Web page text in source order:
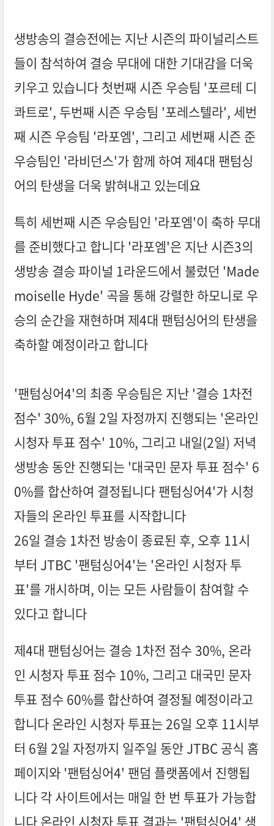
생방송의 결승전에는 지난 시즌의 파이널리스트
들이 참석하여 결승 무대에 대한 기대감을 더욱
키우고 있습니다 첫번째 시즌 우승팀 '포르테 디
콰트로', 두번째 시즌 우승팀 '포레스텔라', 세번
째 시즌 우승팀 '라포엠', 그리고 세번째 시즌 준
우승팀인 '라비던스'가 함께 하여 제4대 팬텀싱
어의 탄생을 더욱 밝혀내고 있는데요
특히 세번째 시즌 우승팀인 '라포엠'이 축하 무대
를 준비했다고 합니다 '라포엠'은 지난 시즌3의
생방송 결승 파이널 1라운드에서 불렀던 'Made
moiselle Hyde' 곡을 통해 강렬한 하모니로 우
승의 순간을 재현하며 제4대 팬텀싱어의 탄생을
축하할 예정이라고 합니다
'팬텀싱어4'의 최종 우승팀은 지난 '결승 1차전
점수' 30%, 6월 2일 자정까지 진행되는 '온라인
시청자 투표 점수' 10%, 그리고 내일(2일) 저녁
생방송 동안 진행되는 '대국민 문자 투표 점수' 6
0%를 합산하여 결정됩니다 팬텀싱어4'가 시청
자들의 온라인 투표를 시작합니다
26일 결승 1차전 방송이 종료된 후, 오후 11시
부터 JTBC '팬텀싱어4'는 '온라인 시청자 투
표'를 개시하며, 이는 모든 사람들이 참여할 수
있다고 합니다
제4대 팬텀싱어는 결승 1차전 점수 30%, 온라
인 시청자 투표 점수 10%, 그리고 대국민 문자
투표 점수 60%를 합산하여 결정될 예정이라고
합니다 온라인 시청자 투표는 26일 오후 11시부
터 6월 2일 자정까지 일주일 동안 JTBC 공식 홈
페이지와 '팬텀싱어4' 팬덤 플랫폼에서 진행됩
니다 각 사이트에서는 매일 한 번 투표가 가능합
니다 온라인 시청자 투표 결과는 '팬텀싱어4' 생